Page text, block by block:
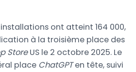
installations ont atteint 164 000,
à la troisième place des
StoreUS le 2 octobre 2025. Le
place ChatGPTen tête, suivi